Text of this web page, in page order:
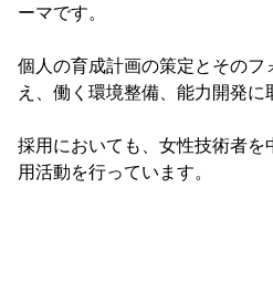
ーマです。
個人の育成計画の策定とその
え、働く環境整備、能力開発に
採用においても、女性技術者
用活動を行っています。